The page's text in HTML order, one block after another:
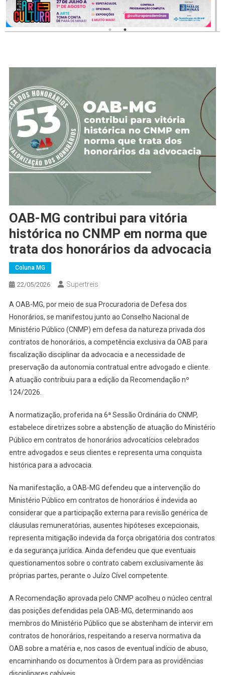
OAB-MG contribui para vitória
histórica no CNMP em norma que
trata dos honorários da advocacia
Coluna MG
22/05/2026 Supertreis
A OAB-MG, por meio de sua Procuradoria de Defesa dos
Honorários, se manifestou junto ao Conselho Nacional de
Ministério Público (CNMP) em defesa da natureza privada dos
contratos de honorários, a competência exclusiva da OAB para
fiscalização disciplinar da advocacia e a necessidade de
preservação da autonomia contratual entre advogado e cliente.
A atuação contribuiu para a edição da Recomendação nº
124/2026.
A normatização, proferida na 6ª Sessão Ordinária do CNMP,
estabelece diretrizes sobre a abstenção de atuação do Ministério
Público em contratos de honorários advocatícios celebrados
entre advogados e seus clientes e representa uma conquista
histórica para a advocacia.
Na manifestação, a OAB-MG defendeu que a intervenção do
Ministério Público em contratos de honorários é indevida ao
considerar que a participação externa para revisão genérica de
cláusulas remuneratórias, ausentes hipóteses excepcionais,
representa mitigação indevida da força obrigatória dos contratos
e da segurança jurídica. Ainda defendeu que que eventuais
questionamentos sobre o contrato cabem exclusivamente às
próprias partes, perante o Juízo Cível competente.
A Recomendação aprovada pelo CNMP acolheu o núcleo central
das posições defendidas pela OAB-MG, determinando aos
membros do Ministério Público que se abstenham de intervir em
contratos de honorários, respeitando a reserva normativa da
OAB sobre a matéria e, nos casos de eventual indício de abuso,
encaminhando os documentos à Ordem para as providências